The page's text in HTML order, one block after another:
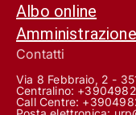
Albo online
Contatti
Via 8 Febbraio, 2 -
Centralino:
Call Centre: